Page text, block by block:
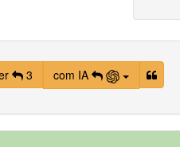
3 com IA